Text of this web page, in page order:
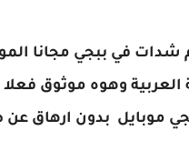
العربية وهوه موثوق
موبايل بدون ارهاق عن